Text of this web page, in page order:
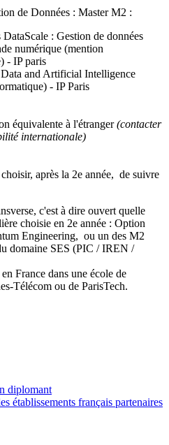
de Données : Master M2 :
: Gestion de données
numérique (mention
- IP paris
and Artificial Intelligence
- IP Paris
équivalente à l'étranger(contacter
internationale)
après la 2e année, de suivre
c'est à dire ouvert quelle
choisie en 2e année : Option
Engineering, ou un des M2
domaine SES (PIC / IREN /
France dans une école de
Télécom ou de ParisTech.
diplomant
établissements français partenaires